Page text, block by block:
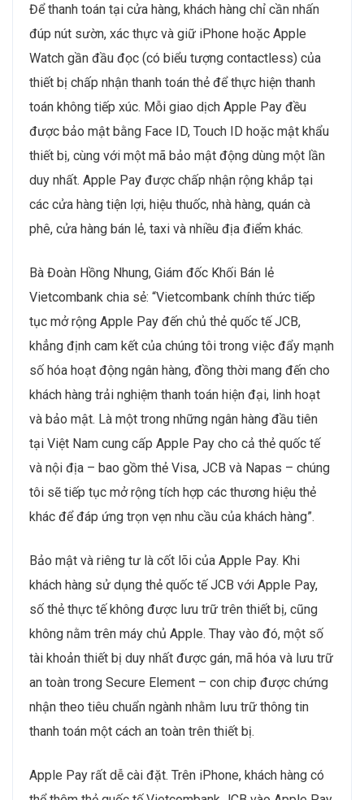
Để thanh toán tại cửa hàng, khách hàng chỉ cần nhấn
đúp nút sườn, xác thực và giữ iPhone hoặc Apple
Watch gần đầu đọc (có biểu tượng contactless) của
thiết bị chấp nhận thanh toán thẻ để thực hiện thanh
toán không tiếp xúc. Mỗi giao dịch Apple Pay đều
được bảo mật bằng Face ID, Touch ID hoặc mật khẩu
thiết bị, cùng với một mã bảo mật động dùng một lần
duy nhất. Apple Pay được chấp nhận rộng khắp tại
các cửa hàng tiện lợi, hiệu thuốc, nhà hàng, quán cà
phê, cửa hàng bán lẻ, taxi và nhiều địa điểm khác.
Bà Đoàn Hồng Nhung, Giám đốc Khối Bán lẻ
Vietcombank chia sẻ: “Vietcombank chính thức tiếp
tục mở rộng Apple Pay đến chủ thẻ quốc tế JCB,
khẳng định cam kết của chúng tôi trong việc đẩy mạnh
số hóa hoạt động ngân hàng, đồng thời mang đến cho
khách hàng trải nghiệm thanh toán hiện đại, linh hoạt
và bảo mật. Là một trong những ngân hàng đầu tiên
tại Việt Nam cung cấp Apple Pay cho cả thẻ quốc tế
và nội địa – bao gồm thẻ Visa, JCB và Napas – chúng
tôi sẽ tiếp tục mở rộng tích hợp các thương hiệu thẻ
khác để đáp ứng trọn vẹn nhu cầu của khách hàng”.
Bảo mật và riêng tư là cốt lõi của Apple Pay. Khi
khách hàng sử dụng thẻ quốc tế JCB với Apple Pay,
số thẻ thực tế không được lưu trữ trên thiết bị, cũng
không nằm trên máy chủ Apple. Thay vào đó, một số
tài khoản thiết bị duy nhất được gán, mã hóa và lưu trữ
an toàn trong Secure Element – con chip được chứng
nhận theo tiêu chuẩn ngành nhằm lưu trữ thông tin
thanh toán một cách an toàn trên thiết bị.
Apple Pay rất dễ cài đặt. Trên iPhone, khách hàng có